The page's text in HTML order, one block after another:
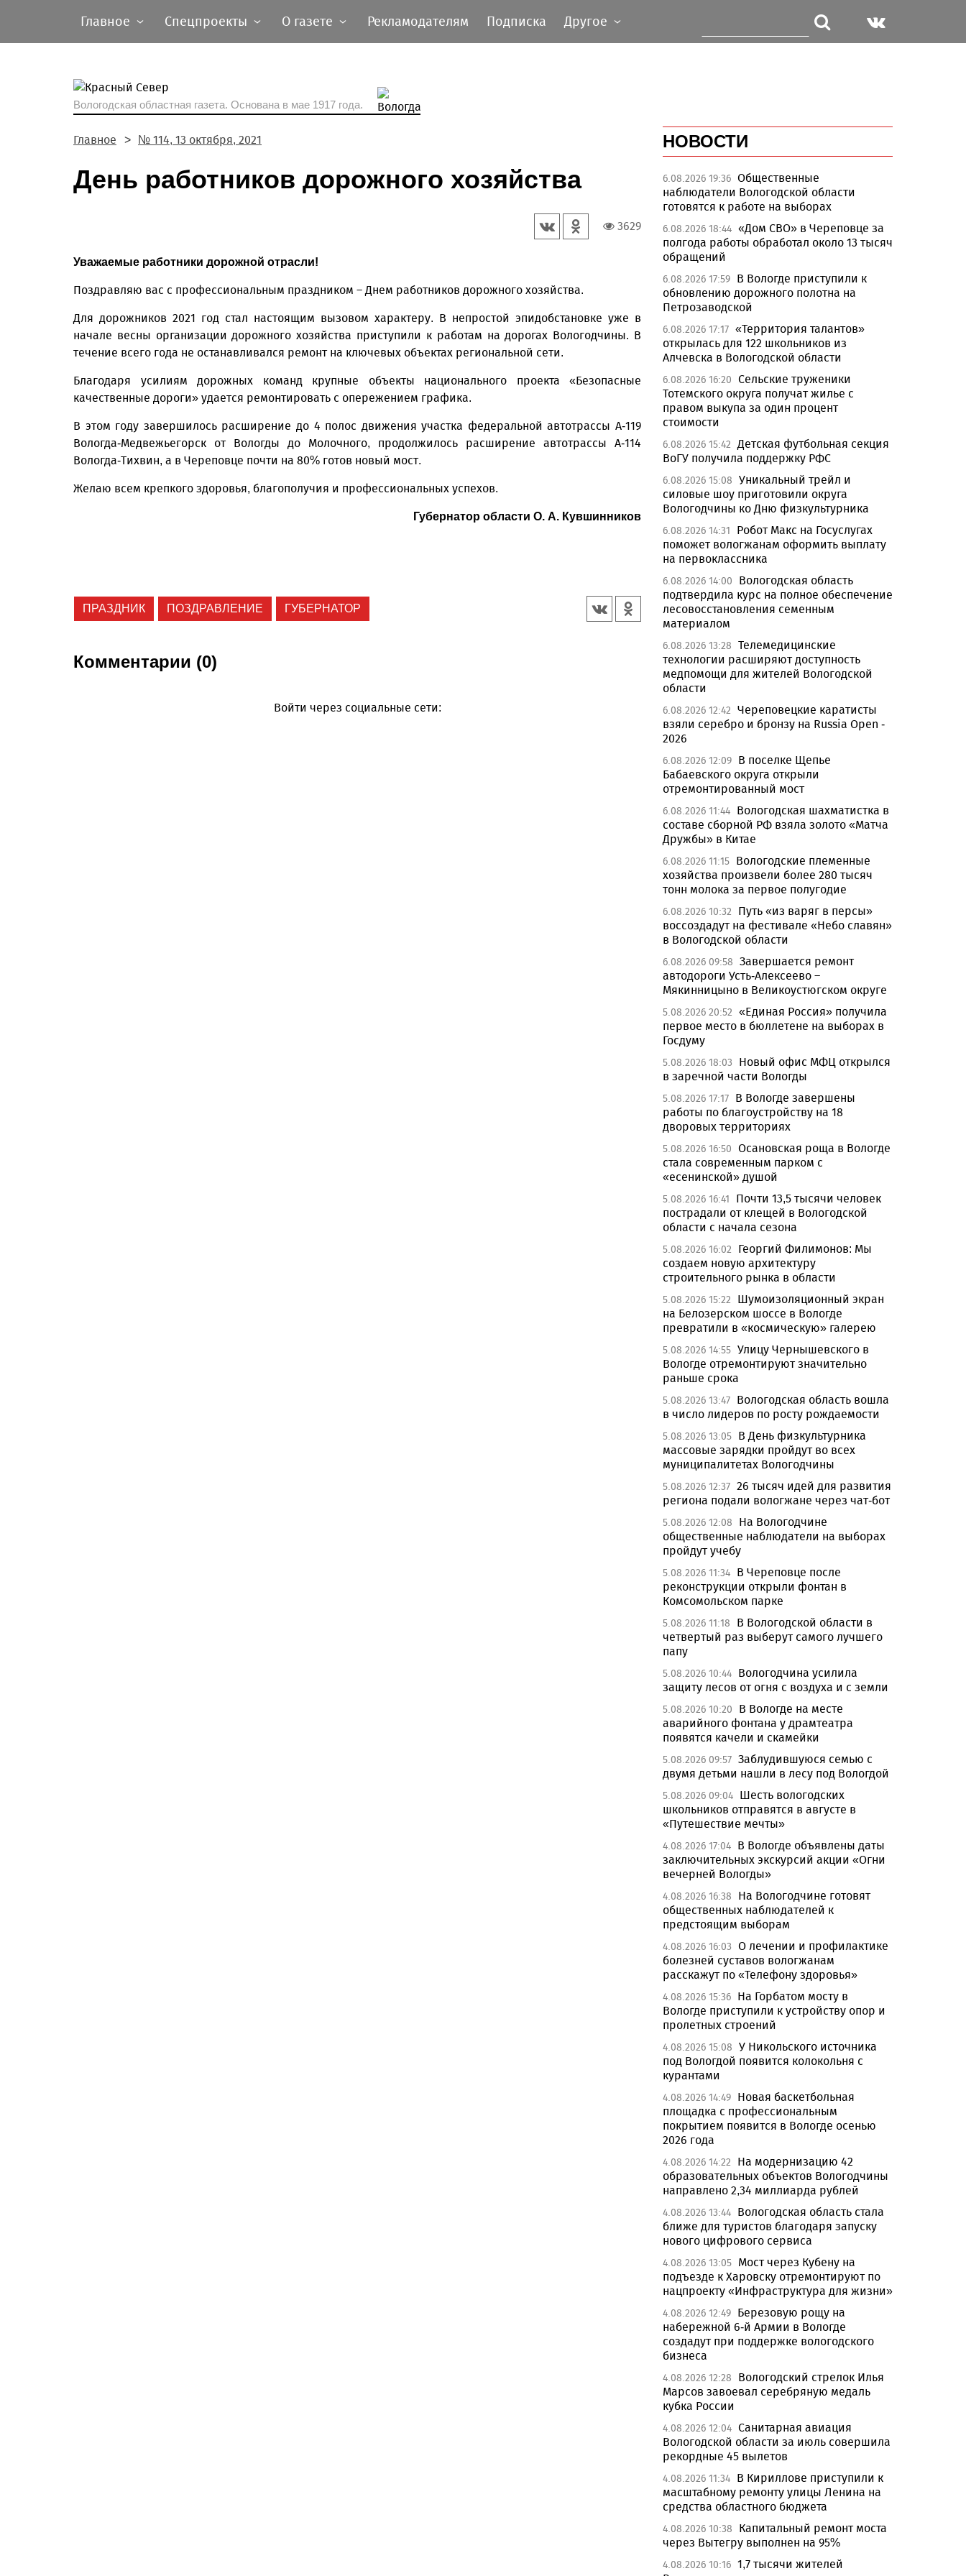
Главное Спецпроекты О газете Рекламодателям Подписка Другое
Вологодская областная газета. Основана в мае 1917 года.
Главное № 114, 13 октября, 2021
День работников дорожного хозяйства
3629
Уважаемые работники дорожной отрасли!
Поздравляю вас с профессиональным праздником – Днем работников дорожного хозяйства.
Для дорожников 2021 год стал настоящим вызовом характеру. В непростой эпидобстановке уже в
начале весны организации дорожного хозяйства приступили к работам на дорогах Вологодчины. В
течение всего года не останавливался ремонт на ключевых объектах региональной сети.
Благодаря усилиям дорожных команд крупные объекты национального проекта «Безопасные
качественные дороги» удается ремонтировать с опережением графика.
В этом году завершилось расширение до 4 полос движения участка федеральной автотрассы А-119
Вологда-Медвежьегорск от Вологды до Молочного, продолжилось расширение автотрассы А-114
Вологда-Тихвин, а в Череповце почти на 80% готов новый мост.
Желаю всем крепкого здоровья, благополучия и профессиональных успехов.
Губернатор области О. А. Кувшинников
ПРАЗДНИК ПОЗДРАВЛЕНИЕ ГУБЕРНАТОР
Комментарии (0)
Войти через социальные сети:
НОВОСТИ
6.08.2026 19:36 Общественные
наблюдатели Вологодской области
готовятся к работе на выборах
6.08.2026 18:44 «Дом СВО» в Череповце за
полгода работы обработал около 13 тысяч
обращений
6.08.2026 17:59 В Вологде приступили к
обновлению дорожного полотна на
Петрозаводской
6.08.2026 17:17 «Территория талантов»
открылась для 122 школьников из
Алчевска в Вологодской области
6.08.2026 16:20 Сельские труженики
Тотемского округа получат жилье с
правом выкупа за один процент
стоимости
6.08.2026 15:42 Детская футбольная секция
ВоГУ получила поддержку РФС
6.08.2026 15:08 Уникальный трейл и
силовые шоу приготовили округа
Вологодчины ко Дню физкультурника
6.08.2026 14:31
Робот Макс на Госуслугах
поможет вологжанам оформить выплату
на первоклассника
6.08.2026 14:00
Вологодская область
подтвердила курс на полное обеспечение
лесовосстановления семенным
материалом
6.08.2026 13:28 Телемедицинские
технологии расширяют доступность
медпомощи для жителей Вологодской
области
6.08.2026 12:42 Череповецкие каратисты
взяли серебро и бронзу на Russia Open -
2026
6.08.2026 12:09 В поселке Щепье
Бабаевского округа открыли
отремонтированный мост
6.08.2026 11:44 Вологодская шахматистка в
составе сборной РФ взяла золото «Матча
Дружбы» в Китае
6.08.2026 11:15 Вологодские племенные
хозяйства произвели более 280 тысяч
тонн молока за первое полугодие
6.08.2026 10:32
Путь «из варяг в персы»
воссоздадут на фестивале «Небо славян»
в Вологодской области
6.08.2026 09:58 Завершается ремонт
автодороги Усть-Алексеево –
Мякинницыно в Великоустюгском округе
5.08.2026 20:52 «Единая Россия» получила
первое место в бюллетене на выборах в
Госдуму
5.08.2026 18:03
Новый офис МФЦ открылся
в заречной части Вологды
5.08.2026 17:17 В Вологде завершены
работы по благоустройству на 18
дворовых территориях
5.08.2026 16:50 Осановская роща в Вологде
стала современным парком с
«есенинской» душой
5.08.2026 16:41
Почти 13,5 тысячи человек
пострадали от клещей в Вологодской
области с начала сезона
5.08.2026 16:02
Георгий Филимонов: Мы
создаем новую архитектуру
строительного рынка в области
5.08.2026 15:22
Шумоизоляционный экран
на Белозерском шоссе в Вологде
превратили в «космическую» галерею
5.08.2026 14:55 Улицу Чернышевского в
Вологде отремонтируют значительно
раньше срока
5.08.2026 13:47 Вологодская область вошла
в число лидеров по росту рождаемости
5.08.2026 13:05 В День физкультурника
массовые зарядки пройдут во всех
муниципалитетах Вологодчины
5.08.2026 12:37 26 тысяч идей для развития
региона подали вологжане через чат-бот
5.08.2026 12:08
На Вологодчине
общественные наблюдатели на выборах
пройдут учебу
5.08.2026 11:34 В Череповце после
реконструкции открыли фонтан в
Комсомольском парке
5.08.2026 11:18
В Вологодской области в
четвертый раз выберут самого лучшего
папу
5.08.2026 10:44 Вологодчина усилила
защиту лесов от огня с воздуха и с земли
5.08.2026 10:20
В Вологде на месте
аварийного фонтана у драмтеатра
появятся качели и скамейки
5.08.2026 09:57 Заблудившуюся семью с
двумя детьми нашли в лесу под Вологдой
5.08.2026 09:04 Шесть вологодских
школьников отправятся в августе в
«Путешествие мечты»
4.08.2026 17:04 В Вологде объявлены даты
заключительных экскурсий акции «Огни
вечерней Вологды»
4.08.2026 16:38
На Вологодчине готовят
общественных наблюдателей к
предстоящим выборам
4.08.2026 16:03 О лечении и профилактике
болезней суставов вологжанам
расскажут по «Телефону здоровья»
4.08.2026 15:36 На Горбатом мосту в
Вологде приступили к устройству опор и
пролетных строений
4.08.2026 15:08 У Никольского источника
под Вологдой появится колокольня с
курантами
4.08.2026 14:49 Новая баскетбольная
площадка с профессиональным
покрытием появится в Вологде осенью
2026 года
4.08.2026 14:22
На модернизацию 42
образовательных объектов Вологодчины
направлено 2,34 миллиарда рублей
4.08.2026 13:44 Вологодская область стала
ближе для туристов благодаря запуску
нового цифрового сервиса
4.08.2026 13:05 Мост через Кубену на
подъезде к Харовску отремонтируют по
нацпроекту «Инфраструктура для жизни»
4.08.2026 12:49 Березовую рощу на
набережной 6-й Армии в Вологде
создадут при поддержке вологодского
бизнеса
4.08.2026 12:28
Вологодский стрелок Илья
Марсов завоевал серебряную медаль
кубка России
4.08.2026 12:04 Санитарная авиация
Вологодской области за июль совершила
рекордные 45 вылетов
4.08.2026 11:34 В Кириллове приступили к
масштабному ремонту улицы Ленина на
средства областного бюджета
4.08.2026 10:38
Капитальный ремонт моста
через Вытегру выполнен на 95%
4.08.2026 10:16 1,7 тысячи жителей